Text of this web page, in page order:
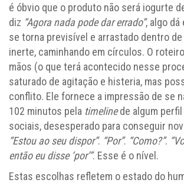
é óbvio que o produto não será iogurte
diz “Agora nada pode dar errado”, algo dá
se torna previsível e arrastado dentro de
inerte, caminhando em círculos. O
mãos (o que terá acontecido nesse
saturado de agitação e histeria, mas
conflito. Ele fornece a impressão de se
102 minutos pela timelinede algum
sociais, desesperado para conseguir
“Estou ao seu dispor”. “Por”. “Como?”.
então eu disse ‘por’”. Esse é o nível.
Estas escolhas refletem o estado do